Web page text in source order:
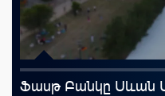
Ֆասթ Բանկը Սևան